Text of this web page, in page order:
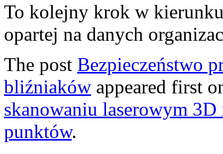
To kolejny krok w
opartej na danych
The post Bezpieczeństwo
bliźniaków appeared first
skanowaniu laserowym
punktów.